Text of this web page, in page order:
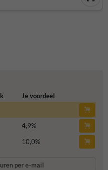
Je voordeel
4,9%
10,0%
per e-mail